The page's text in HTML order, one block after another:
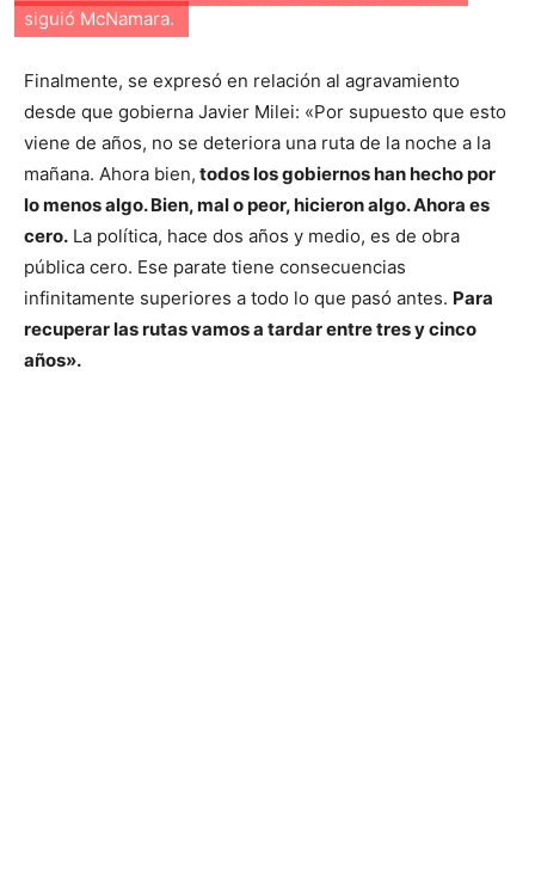
siguió McNamara.
Finalmente, se expresó en relación al agravamiento
desde que gobierna Javier Milei: «Por supuesto que esto
viene de años, no se deteriora una ruta de la noche a la
mañana. Ahora bien, todos los gobiernos han hecho por
lo menos algo. Bien, mal o peor, hicieron algo. Ahora es
cero. La política, hace dos años y medio, es de obra
pública cero. Ese parate tiene consecuencias
infinitamente superiores a todo lo que pasó antes. Para
recuperar las rutas vamos a tardar entre tres y cinco
años».